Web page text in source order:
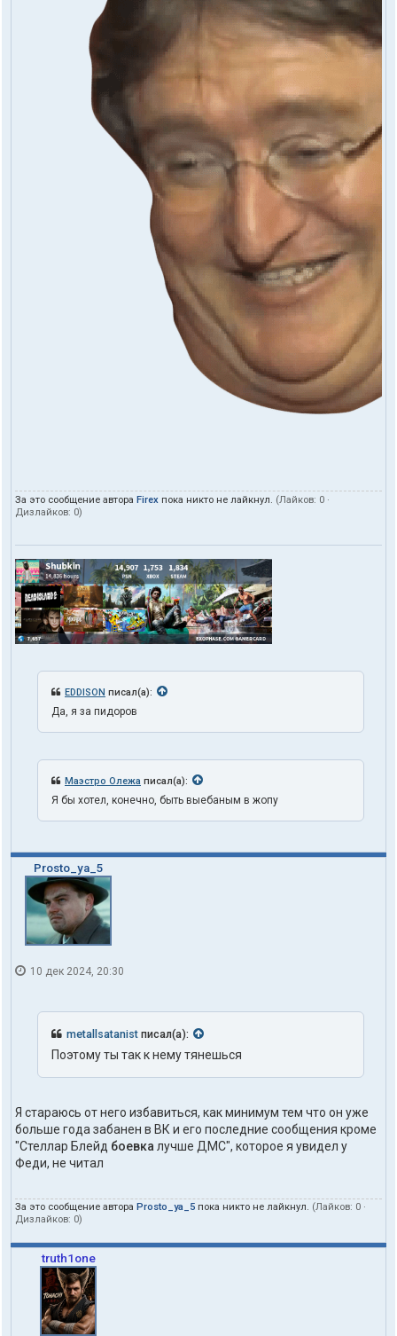
За это сообщение автора Firex пока никто не лайкнул. (Лайков: 0 ·
Дизлайков: 0)
EDDISON писал(а):
Да, я за пидоров
Маэстро Олежа писал(а):
Я бы хотел, конечно, быть выебаным в жопу
Prosto_ya_5
10 дек 2024, 20:30
metallsatanist писал(а):
Поэтому ты так к нему тянешься
Я стараюсь от него избавиться, как минимум тем что он уже
больше года забанен в ВК и его последние сообщения кроме
"Стеллар Блейд боевка лучше ДМС", которое я увидел у
Феди, не читал
За это сообщение автора Prosto_ya_5 пока никто не лайкнул. (Лайков: 0 ·
Дизлайков: 0)
truth1one